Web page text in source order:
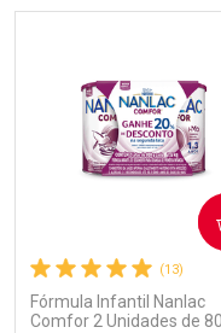
(13)
Fórmula Infantil Nanlac
Comfor 2 Unidades de
COMPRAR